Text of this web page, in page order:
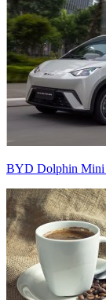
BYD Dolphin Mini